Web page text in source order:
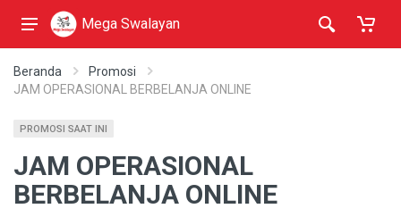
Mega Swalayan
Beranda
Promosi
JAM OPERASIONAL BERBELANJA ONLINE
PROMOSI SAAT INI
JAM OPERASIONAL
BERBELANJA ONLINE